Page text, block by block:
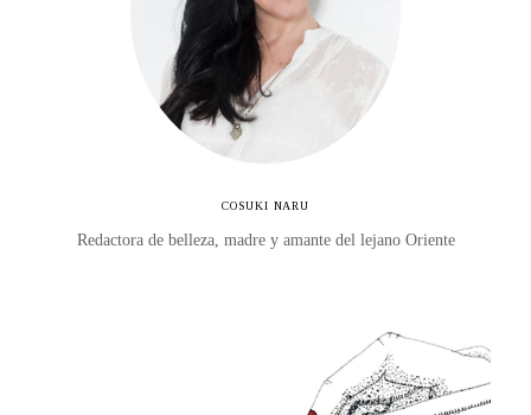
COSUKI NARU
Redactora de belleza, madre y amante del lejano Oriente